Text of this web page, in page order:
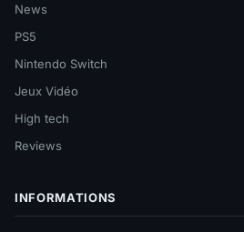
News
PS5
Nintendo Switch
Jeux Vidéo
High tech
Reviews
INFORMATIONS